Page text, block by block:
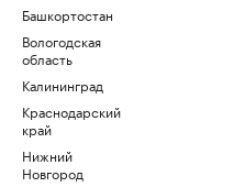
Башкортостан
Вологодская
область
Калининград
Краснодарский
край
Нижний
Новгород